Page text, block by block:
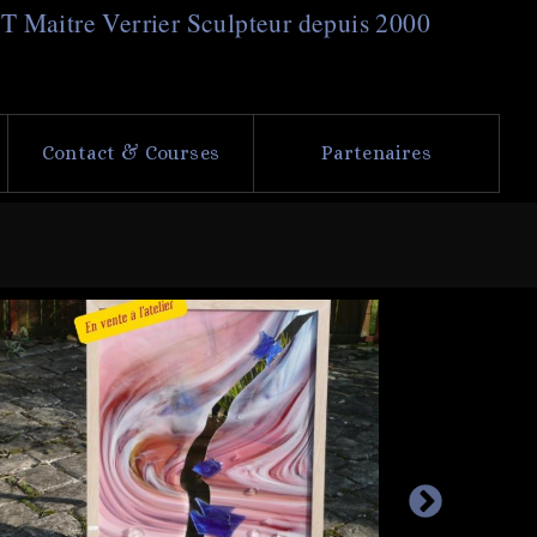
MaitreVerrier Sculpteur depuis 2000
Contact & Courses Partenaires